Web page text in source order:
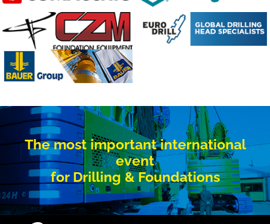
The most important international
event
for Drilling & Foundations